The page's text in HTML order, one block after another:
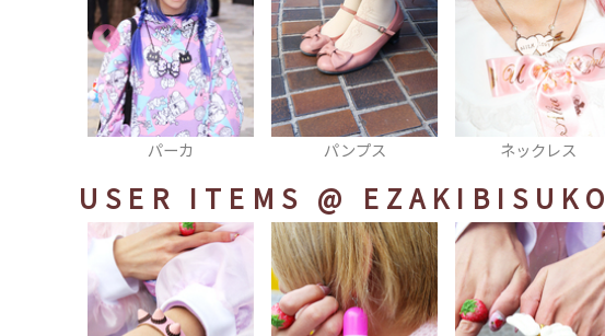
パンプス ネックレス ネイル
USER ITEMS @ EZAKIBISUKO